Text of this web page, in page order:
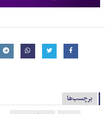
برچسب‌ها